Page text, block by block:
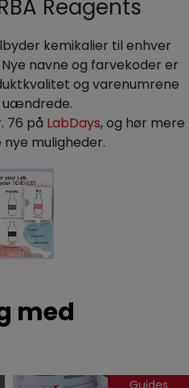
Reagents
kemikalier til enhver
navne og farvekoder er
og varenumrene
76 på LabDays, og hør mere
muligheder.
med
Guides